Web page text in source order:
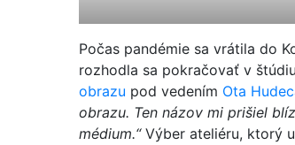
Počas pandémie sa vrátila do
rozhodla sa pokračovať v
obrazu pod vedením Ota
obrazu. Ten názov mi prišiel
médium.“Výber ateliéru, ktorý